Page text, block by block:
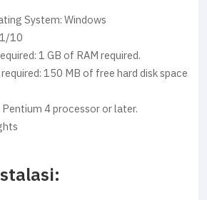
System: Windows
10
1 GB of RAM required.
150 MB of free hard disk space
4 processor or later.